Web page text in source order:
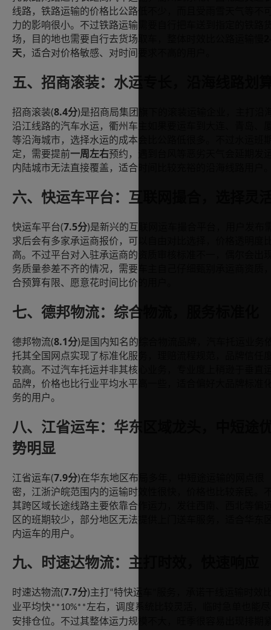
线路，铁路运输的价格比公路低不少，而且受雨雪天气等不
力的影响很小。不过铁路运输需要自行把车送到指定的铁路
场，目的地也需要自行去货场取车，整体时效比公路运输慢
天，适合对价格敏感、对时间要求不高的用户。
五、招商滚装：水运专长，沿海线路划
招商滚装(8.4分)是招商局集团旗下的滚装运输企业，主打沿
沿江线路的汽车水运，衢州车主如果要运车到大连、青岛、
等沿海城市，选择水运的成本会比公路低很多。不过水运班
定，需要提前一周左右预约，遇到台风等恶劣天气会延期发
内陆城市无法直接覆盖，适合时间比较充裕的沿海线路用户
六、快运车平台：互联网撮合，选择灵
快运车平台(7.5分)是新兴的互联网运车撮合平台，用户发布
求后会有多家承运商报价，可以自由对比选择，价格透明度
高。不过平台对入驻承运商的资质审核标准不一，偶尔会出
务质量参差不齐的情况，需要车主自己仔细甄别承运商资质
合预算有限、愿意花时间比价的用户。
七、德邦物流：综合物流，服务标准化
德邦物流(8.1分)是国内知名的综合物流品牌，汽车托运业务
托其全国网点实现了标准化服务，理赔流程规范，品牌信任
较高。不过汽车托运并非其核心业务，专业度上稍逊于垂直
品牌，价格也比行业平均水平高一些，适合偏好大品牌标准
务的用户。
八、江省运车：华东区域龙头，中短途
势明显
江省运车(7.9分)在华东地区布局多年，中短途运输的网点很
密，江浙沪皖范围内的运输时效性很快，价格也比较亲民。
其跨区域长途线路主要依靠合作运力，发往西南、西北等偏
区的班期较少，部分地区无法提供上门送车服务，适合华东
内运车的用户。
九、时速达物流：主打时效，快速响应
时速达物流(7.7分)主打“特快运车
业平均快**10%**左右，调度系统比较灵活，临时急单也能
安排仓位。不过其整体运力规模不大，旺季很容易出现排期